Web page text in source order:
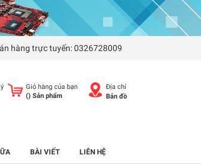
hàng trực tuyến:0326728009
Giỏ hàng của bạn
() Sản phẩm
Địa chỉ
Bản đồ
BÀI VIẾT LIÊN HỆ